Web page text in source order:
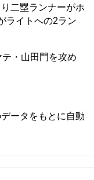
二塁ランナーがホ
ライトへの2ラン
・山田門を攻め
ータをもとに自動